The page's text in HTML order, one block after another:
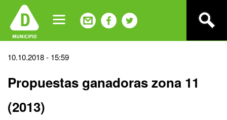
navigation
Back
top
10.10.2018 - 15:59
Propuestas ganadoras zona 11
(2013)